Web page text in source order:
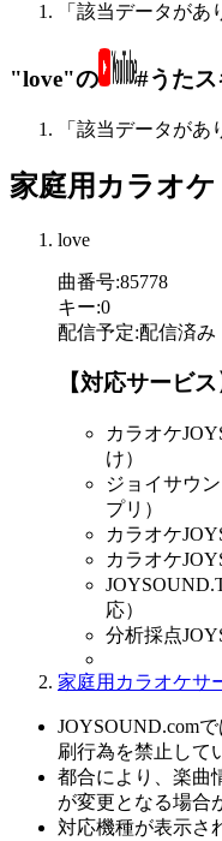
「該当データがあ
"love"の #うた
「該当データがあ
家庭用カラオケ
love
曲番号:85778
キー:0
配信予定:配信済み
【対応サービス
カラオケ
け）
ジョイサウ
プリ）
カラオケ
カラオケ
応）
分析採点
家庭用カラオケサ
JOYSOUND.com
刷行為を禁止して
都合により、楽曲
が変更となる場合
対応機種が表示さ